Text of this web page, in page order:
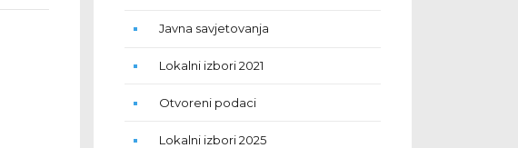
Javna savjetovanja
Lokalni izbori 2021
Otvoreni podaci
Lokalni izbori 2025